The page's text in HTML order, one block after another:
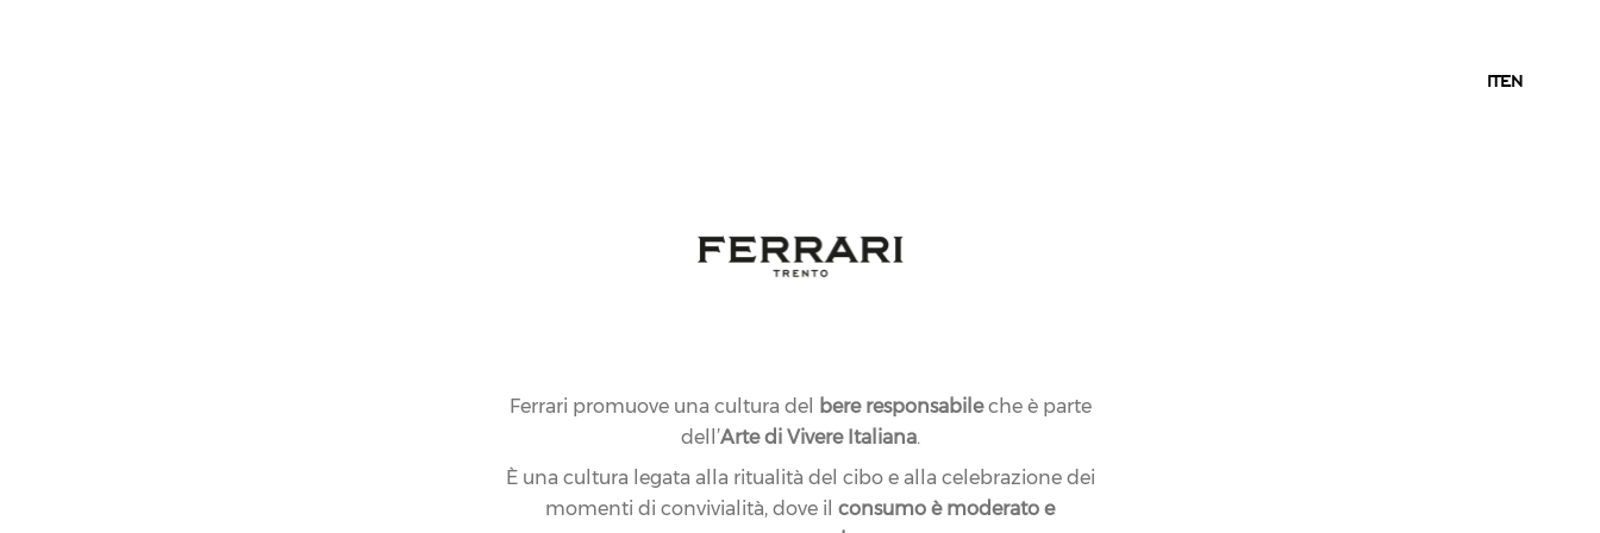
ITEN
Ferrari promuove una cultura del bere responsabileche è parte
dell’Arte di Vivere Italiana.
È una cultura legata alla ritualità del cibo e alla celebrazione dei
momenti di convivialità, dove il consumo è moderato e